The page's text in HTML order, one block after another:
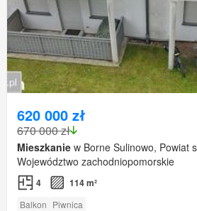
620 000 zł
670 000 zł
Mieszkanie w Borne Sulinowo, Powiat
Województwo zachodniopomorskie
4 114 m²
Balkon Piwnica